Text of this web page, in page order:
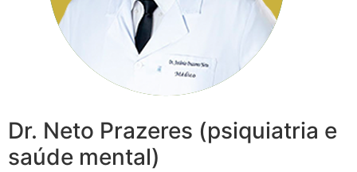
Dr. Neto Prazeres (psiquiatria e
saúde mental)